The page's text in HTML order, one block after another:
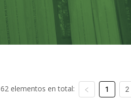
62 elementos en total: 1 2